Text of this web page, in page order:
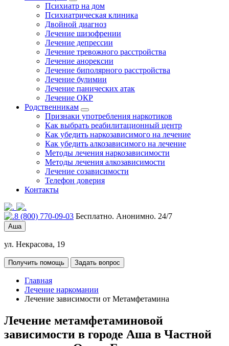
Психиатр на дом
Психиатрическая клиника
Двойной диагноз
Лечение шизофрении
Лечение депрессии
Лечение тревожного расстройства
Лечение анорексии
Лечение биполярного расстройства
Лечение булимии
Лечение панических атак
Лечение ОКР
Родственникам
Признаки употребления наркотиков
Как выбрать реабилитационный центр
Как убедить наркозависимого на лечение
Как убедить алкозависимого на лечение
Методы лечения наркозависимости
Методы лечения алкозависимости
Лечение созависимости
Телефон доверия
Контакты
8 (800) 770-09-03 Бесплатно. Анонимно. 24/7
Аша
ул. Некрасова, 19
Получить помощь Задать вопрос
Главная
Лечение наркомании
Лечение зависимости от Метамфетамина
Лечение метамфетаминовой
зависимости в городе Аша в Частной